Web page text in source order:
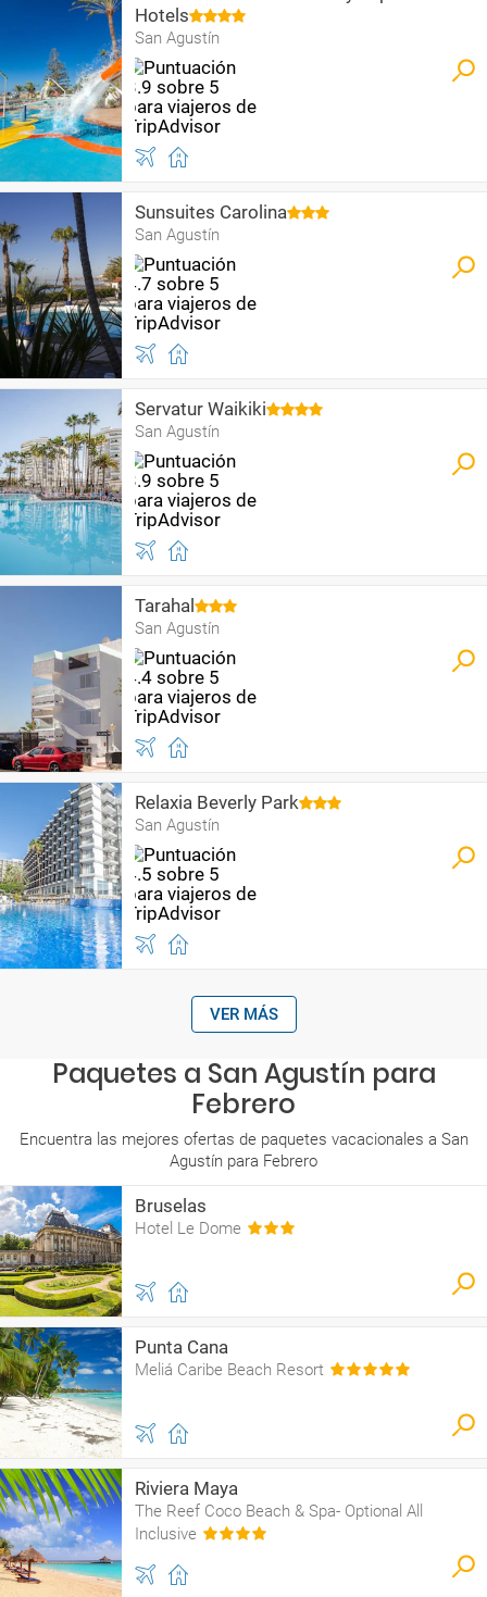
Hotels
San Agustín
Sunsuites Carolina
San Agustín
Servatur Waikiki
San Agustín
Tarahal
San Agustín
Relaxia Beverly Park
San Agustín
VER MÁS
Paquetes a San Agustín para
Febrero
Encuentra las mejores ofertas de paquetes vacacionales a San
Agustín para Febrero
Bruselas
Hotel Le Dome
Punta Cana
Meliá Caribe Beach Resort
Riviera Maya
The Reef Coco Beach & Spa- Optional All
Inclusive